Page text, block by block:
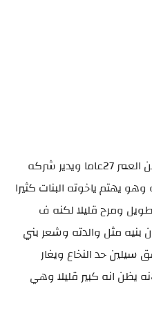
"سامر مصطفي الشناوي يبلغ من العمر 27عاما ويدير شركه
يهتم ياخوته البنات كثيرا
ومرح قليلا لكنه ف
بنيه مثل والدته وشعر بني
سيلين حد النخاع ويغار
يظن انه كبير قليلا وهي